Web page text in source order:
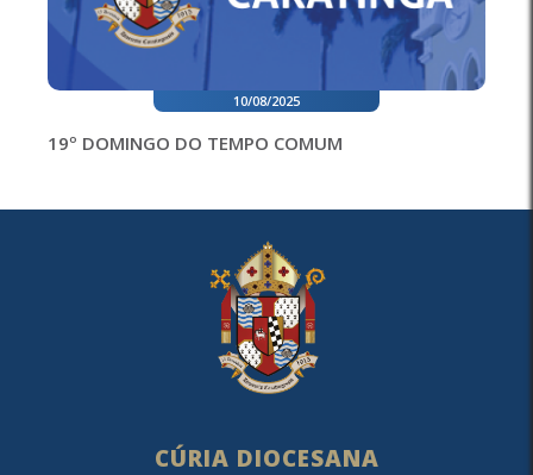
10/08/2025
19º DOMINGO DO TEMPO COMUM
CÚRIA DIOCESANA